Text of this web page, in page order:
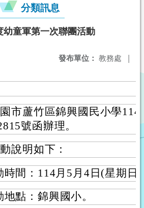
分類訊息
童軍第一次聯團活動
發布單位： 教務處 |
市蘆竹區錦興國民小學
號函辦理。
說明如下：
時間：114月5月4日(星期日
地點：錦興國小。